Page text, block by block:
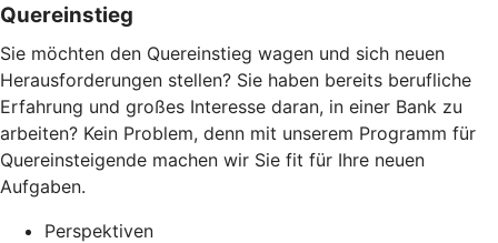
Quereinstieg
Sie möchten den Quereinstieg wagen und sich neuen
Herausforderungen stellen? Sie haben bereits berufliche
Erfahrung und großes Interesse daran, in einer Bank zu
arbeiten? Kein Problem, denn mit unserem Programm für
Quereinsteigende machen wir Sie fit für Ihre neuen
Aufgaben.
Perspektiven